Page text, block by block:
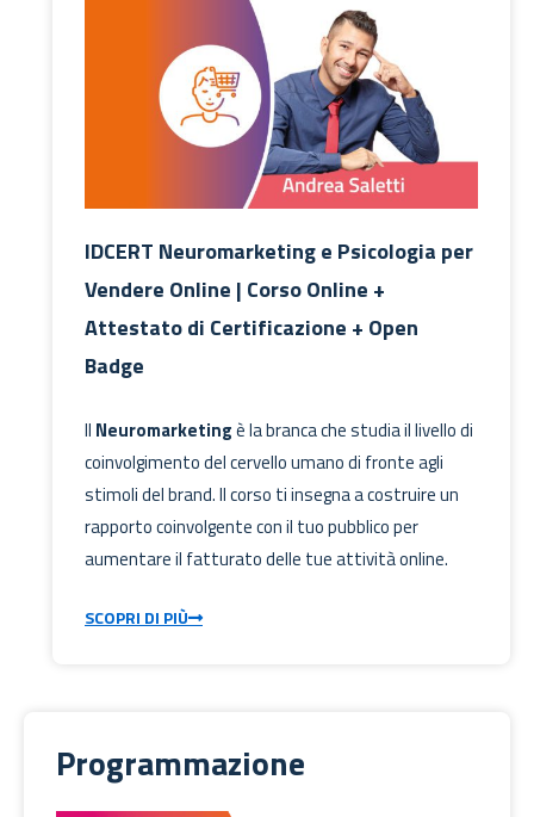
IDCERT Neuromarketing e Psicologia per
Vendere Online | Corso Online +
Attestato di Certificazione + Open
Badge
Il Neuromarketingè la branca che studia il livello di
coinvolgimento del cervello umano di fronte agli
stimoli del brand. Il corso ti insegna a costruire un
rapporto coinvolgente con il tuo pubblico per
aumentare il fatturato delle tue attività online.
SCOPRI DI PIÙ
Programmazione